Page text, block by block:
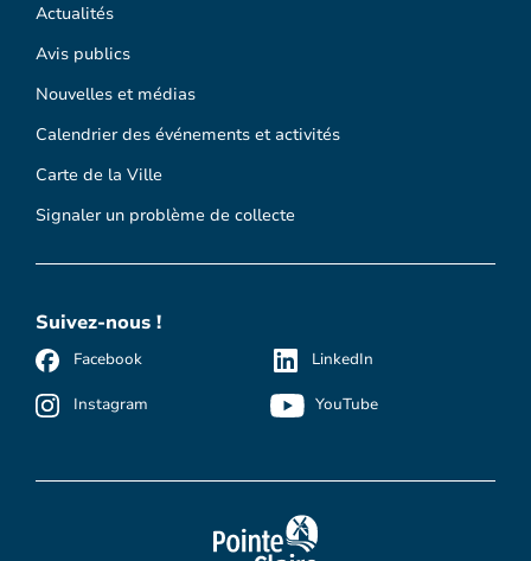
Actualités
Avis publics
Nouvelles et médias
Calendrier des événements et activités
Carte de la Ville
Signaler un problème de collecte
Suivez-nous !
Facebook
Instagram
LinkedIn
YouTube